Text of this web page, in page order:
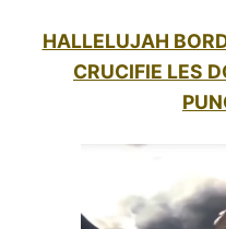
HALLELUJAH
CRUCIFIE LES